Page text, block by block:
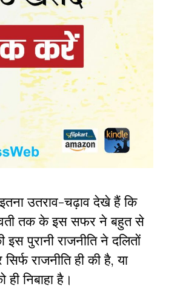
उतराव-चढ़ाव देखे हैं कि
तक के इस सफर ने बहुत से
पुरानी राजनीति ने दलितों
राजनीति ही की है, या
निबाहा है।